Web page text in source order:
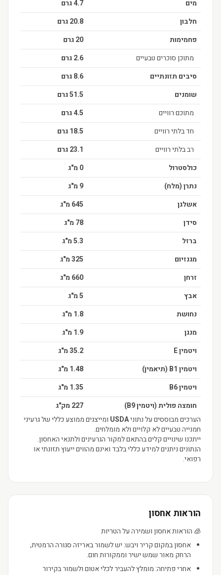
מים
4.7 גרם
חלבון
20.8 גרם
פחמימות
20 גרם
מתוכן סוכרים טבעיים
2.6 גרם
סיבים תזונתיים
8.6 גרם
שומנים
51.5 גרם
מתוכם רוויים
4.5 גרם
חד בלתי רוויים
18.5 גרם
רב בלתי רוויים
23.1 גרם
כולסטרול
0 מ"ג
נתרן (מלח)
9 מ"ג
אשלגן
645 מ"ג
סידן
78 מ"ג
ברזל
5.3 מ"ג
מגנזיום
325 מ"ג
זרחן
660 מ"ג
אבץ
5 מ"ג
נחושת
1.8 מ"ג
מנגן
1.9 מ"ג
ויטמין E
35.2 מ"ג
ויטמין B1 (תיאמין)
1.48 מ"ג
ויטמין B6
1.35 מ"ג
חומצה פולית (ויטמין B9)
227 מק"ג
הערכים מבוססים על נתוניUSDA ומייצגים ממוצע כללי של גרעיני
חמנייה טבעיים לא קלויים ולא מומלחים.
ייתכנו שינויים קלים בהתאם למקור הגרעינים ולתנאי האחסון.
הנתונים ניתנים למידע כללי בלבד ואינם מהווים ייעוץ תזונתי או
רפואי.
הוראות אחסון
🧊 הוראות אחסון ושמירה על הטריות
אחסון במקום קריר ויבש: יש לשמור באריזה סגורה הרמטית,
הרחק מאור שמש ישיר וממקורות חום.
אחרי פתיחה: מומלץ להעביר לכלי אטום ולשמור בקירור